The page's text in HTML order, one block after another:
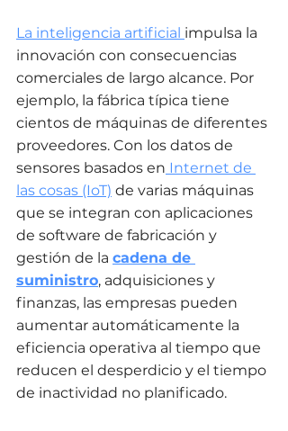
La inteligencia artificial impulsa la
innovación con consecuencias
comerciales de largo alcance. Por
ejemplo, la fábrica típica tiene
cientos de máquinas de diferentes
proveedores. Con los datos de
sensores basados ​​en Internet de
las cosas (IoT) de varias máquinas
que se integran con aplicaciones
de software de fabricación y
gestión de la cadena de
suministro, adquisiciones y
finanzas, las empresas pueden
aumentar automáticamente la
eficiencia operativa al tiempo que
reducen el desperdicio y el tiempo
de inactividad no planificado.